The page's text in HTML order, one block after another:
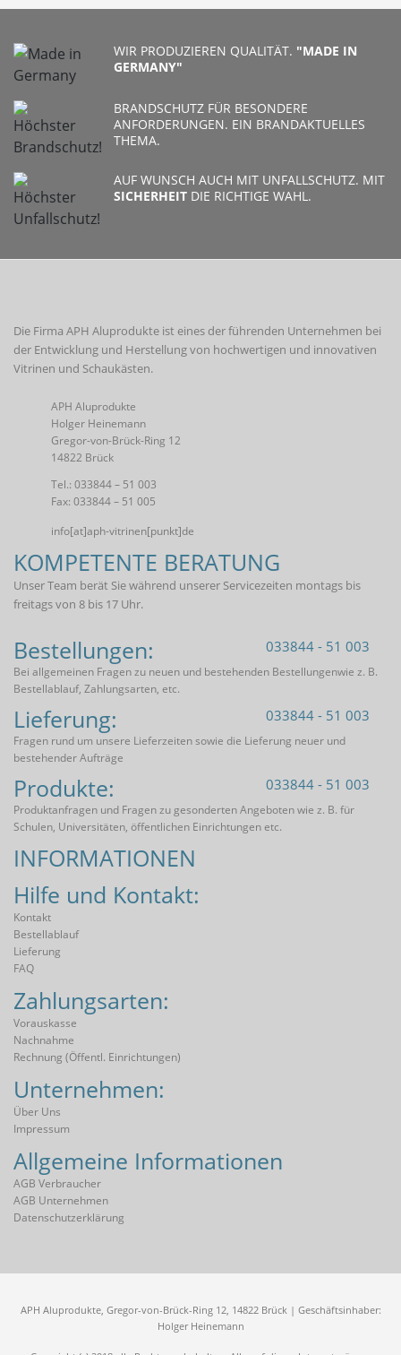
WIR PRODUZIEREN QUALITÄT. "MADE IN
GERMANY"
BRANDSCHUTZ FÜR BESONDERE
ANFORDERUNGEN. EIN BRANDAKTUELLES
THEMA.
AUF WUNSCH AUCH MIT UNFALLSCHUTZ. MIT
SICHERHEIT DIE RICHTIGE WAHL.
Die Firma APH Aluprodukte ist eines der führenden Unternehmen bei
der Entwicklung und Herstellung von hochwertigen und innovativen
Vitrinen und Schaukästen.
APH Aluprodukte
Holger Heinemann
Gregor-von-Brück-Ring 12
14822 Brück
Tel.: 033844 – 51 003
Fax: 033844 – 51 005
info[at]aph-vitrinen[punkt]de
KOMPETENTE BERATUNG
Unser Team berät Sie während unserer Servicezeiten montags bis
freitags von 8 bis 17 Uhr.
Bestellungen: 033844 - 51 003
Bei allgemeinen Fragen zu neuen und bestehenden Bestellungenwie z. B.
Bestellablauf, Zahlungsarten, etc.
Lieferung: 033844 - 51 003
Fragen rund um unsere Lieferzeiten sowie die Lieferung neuer und
bestehender Aufträge
Produkte: 033844 - 51 003
Produktanfragen und Fragen zu gesonderten Angeboten wie z. B. für
Schulen, Universitäten, öffentlichen Einrichtungen etc.
INFORMATIONEN
Hilfe und Kontakt:
Kontakt
Bestellablauf
Lieferung
FAQ
Zahlungsarten:
Vorauskasse
Nachnahme
Rechnung (öffentl. Einrichtungen)
Unternehmen:
Über Uns
Impressum
Allgemeine Informationen
AGB Verbraucher
AGB Unternehmen
Datenschutzerklärung
APH Aluprodukte, Gregor-von-Brück-Ring 12, 14822 Brück | Geschäftsinhaber:
Holger Heinemann